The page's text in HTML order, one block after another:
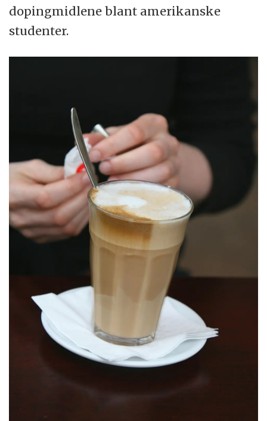
dopingmidlene blant amerikanske
studenter.